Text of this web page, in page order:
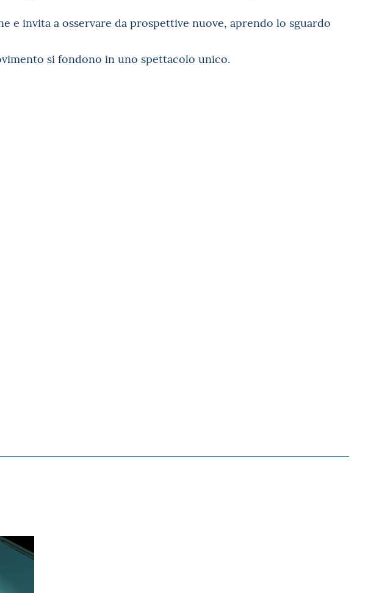
e invita a osservare da prospettive nuove, aprendo lo sguardo
si fondono in uno spettacolo unico.